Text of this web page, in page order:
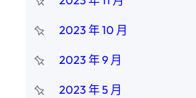
2023 年 10 月
2023 年 9 月
2023 年 5 月